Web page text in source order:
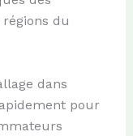
du
dans
pour